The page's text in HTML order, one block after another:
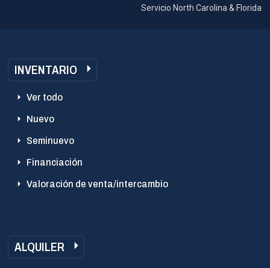
Servicio North Carolina & Florida
INVENTARIO
Ver todo
Nuevo
Seminuevo
Financiación
Valoración de venta/intercambio
ALQUILER